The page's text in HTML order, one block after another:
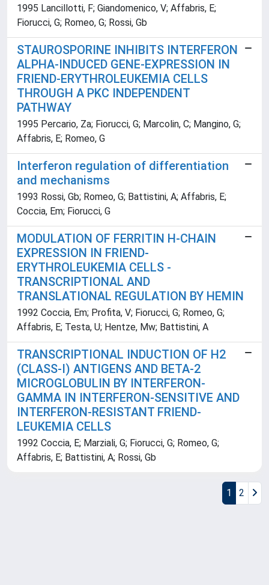
1995 Lancillotti, F; Giandomenico, V; Affabris, E;
Fiorucci, G; Romeo, G; Rossi, Gb
STAUROSPORINE INHIBITS INTERFERON
ALPHA-INDUCED GENE-EXPRESSION IN
FRIEND-ERYTHROLEUKEMIA CELLS
THROUGH A PKC INDEPENDENT
PATHWAY
1995 Percario, Za; Fiorucci, G; Marcolin, C; Mangino, G;
Affabris, E; Romeo, G
Interferon regulation of differentiation
and mechanisms
1993 Rossi, Gb; Romeo, G; Battistini, A; Affabris, E;
Coccia, Em; Fiorucci, G
MODULATION OF FERRITIN H-CHAIN
EXPRESSION IN FRIEND-
ERYTHROLEUKEMIA CELLS -
TRANSCRIPTIONAL AND
TRANSLATIONAL REGULATION BY HEMIN
1992 Coccia, Em; Profita, V; Fiorucci, G; Romeo, G;
Affabris, E; Testa, U; Hentze, Mw; Battistini, A
TRANSCRIPTIONAL INDUCTION OF H2
(CLASS-I) ANTIGENS AND BETA-2
MICROGLOBULIN BY INTERFERON-
GAMMA IN INTERFERON-SENSITIVE AND
INTERFERON-RESISTANT FRIEND-
LEUKEMIA CELLS
1992 Coccia, E; Marziali, G; Fiorucci, G; Romeo, G;
Affabris, E; Battistini, A; Rossi, Gb
1 2